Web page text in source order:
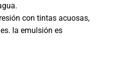
con tintas acuosas,
la emulsión es